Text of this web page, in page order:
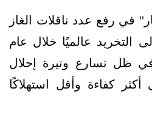
في رفع عدد ناقلات الغاز
التخريد عالميًا خلال عام
في ظل تسارع وتيرة إحلال
أكثر كفاءة وأقل استهلاكًا